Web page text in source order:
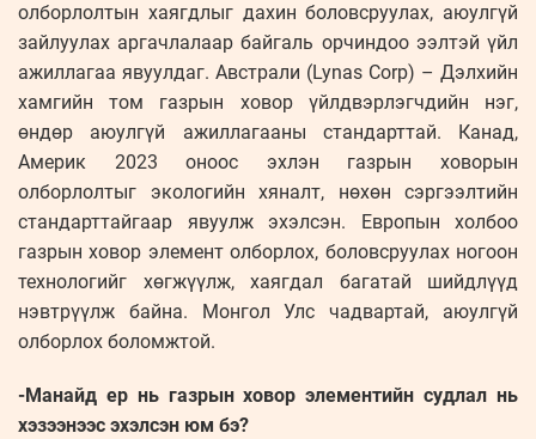
олборлолтын хаягдлыг дахин боловсруулах, аюулгүй
зайлуулах аргачлалаар байгаль орчиндоо ээлтэй үйл
ажиллагаа явуулдаг. Австрали (Lynas Corp) – Дэлхийн
хамгийн том газрын ховор үйлдвэрлэгчдийн нэг,
өндөр аюулгүй ажиллагааны стандарттай. Канад,
Америк 2023 оноос эхлэн газрын ховорын
олборлолтыг экологийн хяналт, нөхөн сэргээлтийн
стандарттайгаар явуулж эхэлсэн. Европын холбоо
газрын ховор элемент олборлох, боловсруулах ногоон
технологийг хөгжүүлж, хаягдал багатай шийдлүүд
нэвтрүүлж байна. Монгол Улс чадвартай, аюулгүй
олборлох боломжтой.
-Манайд ер нь газрын ховор элементийн судлал нь
хэзээнээс эхэлсэн юм бэ?